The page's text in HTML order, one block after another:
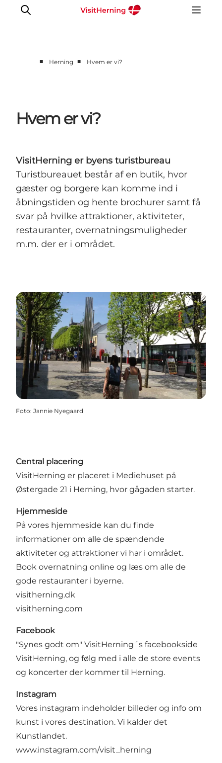
Kunstlandet
Se og oplev
Sov godt
Book overnatning
■ Herning ■ Hvem er vi?
Hvem er vi?
VisitHerning er byens turistbureau
Turistbureauet består af en butik, hvor
gæster og borgere kan komme ind i
åbningstiden og hente brochurer samt få
svar på hvilke attraktioner, aktiviteter,
restauranter, overnatningsmuligheder
m.m. der er i området.
Foto: Jannie Nyegaard
Central placering
VisitHerning er placeret i Mediehuset på
Østergade 21 i Herning, hvor gågaden starter.
Hjemmeside
På vores hjemmeside kan du finde
informationer om alle de spændende
aktiviteter og attraktioner vi har i området.
Book overnatning online og læs om alle de
gode restauranter i byerne.
visitherning.dk
visitherning.com
Facebook
"Synes godt om" VisitHerning´s facebookside
VisitHerning, og følg med i alle de store events
og koncerter der kommer til Herning.
Instagram
Vores instagram indeholder billeder og info om
kunst i vores destination. Vi kalder det
Kunstlandet.
www.instagram.com/visit_herning